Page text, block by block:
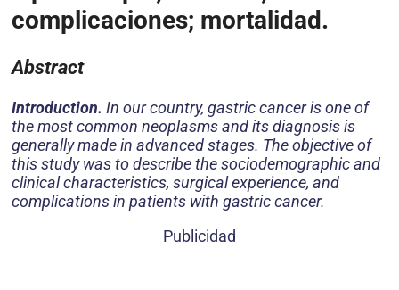
complicaciones; mortalidad.
Abstract
Introduction. In our country, gastric cancer is one of
the most common neoplasms and its diagnosis is
generally made in advanced stages. The objective of
this study was to describe the sociodemographic and
clinical characteristics, surgical experience, and
complications in patients with gastric cancer.
Publicidad